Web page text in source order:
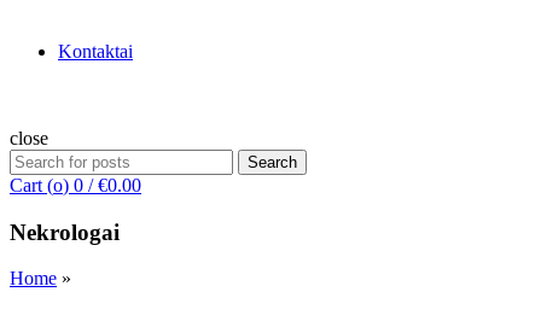
Kontaktai
close
Search
for:
Search
Cart (o) 0 / €0.00
Nekrologai
Home »